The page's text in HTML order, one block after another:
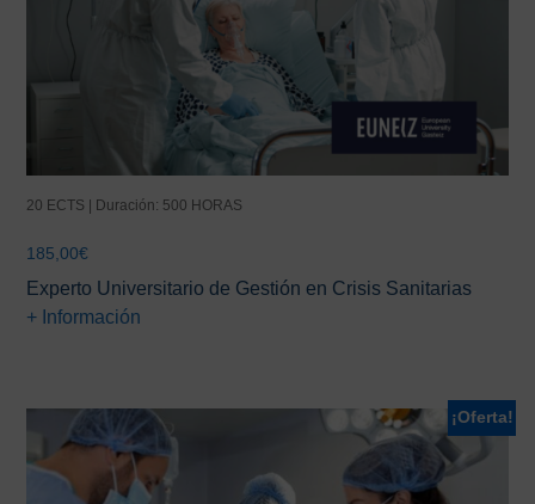
20 ECTS | Duración: 500 HORAS
185,00€
Experto Universitario de Gestión en Crisis Sanitarias
+ Información
¡Oferta!